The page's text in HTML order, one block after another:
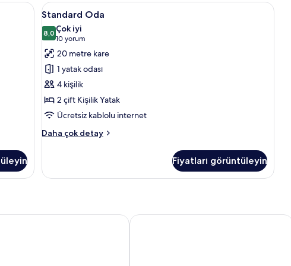
Standard
Oda
için
tüm
fotoğrafları
görün
4
Standard Oda
8,08,0 / 10
Çok iyi
10 yorum
(10
yorum)
20 metre kare
1 yatak odası
4 kişilik
2 çift Kişilik Yatak
Ücretsiz kablolu internet
Daha çok detay
Standard
fazla
Fiyatları görüntüleyin
& Suites by Marriott Cancun AirportHilton Garden Inn Cancun Airport